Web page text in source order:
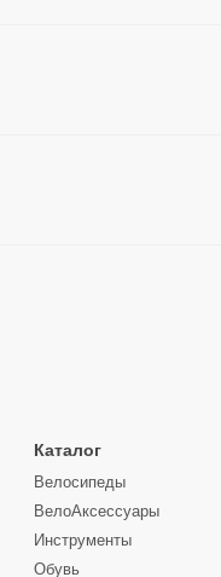
Каталог
Велосипеды
ВелоАксессуары
Инструменты
Обувь